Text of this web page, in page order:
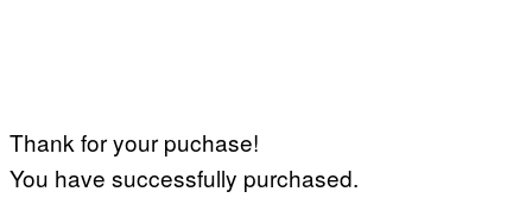
Thank for your puchase!
You have successfully purchased.